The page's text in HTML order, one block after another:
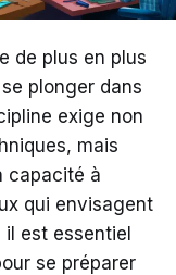
de plus en plus
plonger dans
exige non
mais
capacité à
qui envisagent
est essentiel
se préparer